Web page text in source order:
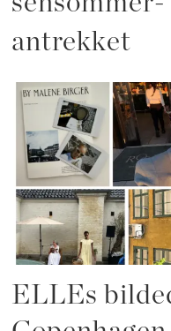
antrekket
ELLEs